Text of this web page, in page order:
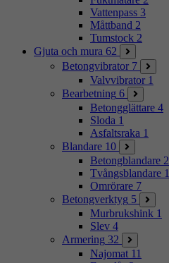
Vattenpass 3
Måttband 2
Tumstock 2
Gjuta och mura 62
Betongvibrator 7
Valvvibrator 1
Bearbetning 6
Betongglättare 4
Sloda 1
Asfaltsraka 1
Blandare 10
Betongblandare 2
Tvångsblandare 1
Omrörare 7
Betongverktyg 5
Murbrukshink 1
Slev 4
Armering 32
Najomat 11